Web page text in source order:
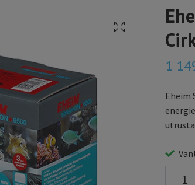
1
Eheim